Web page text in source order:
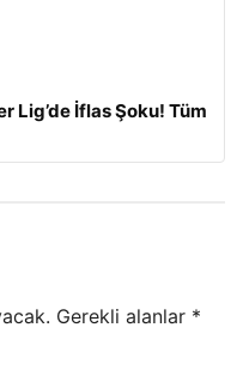
Lig’de İflas Şoku! Tüm
Gerekli alanlar *